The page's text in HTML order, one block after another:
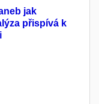
jak
přispívá k